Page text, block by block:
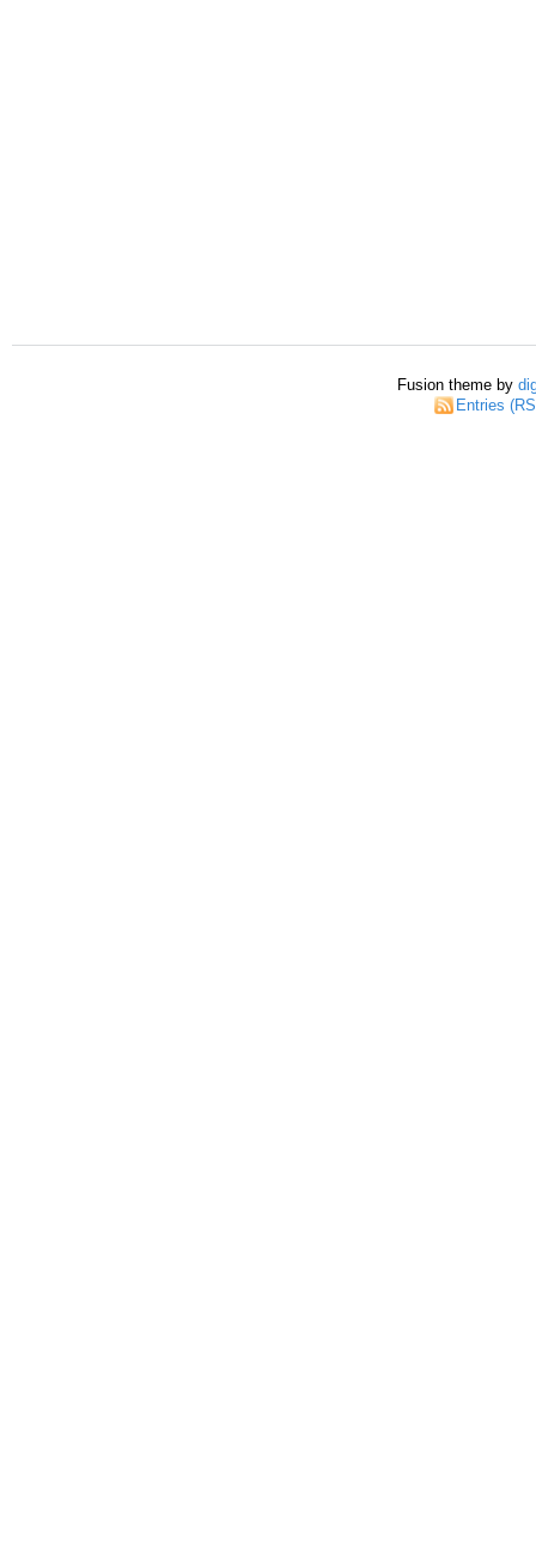
Fusion theme by
Entries